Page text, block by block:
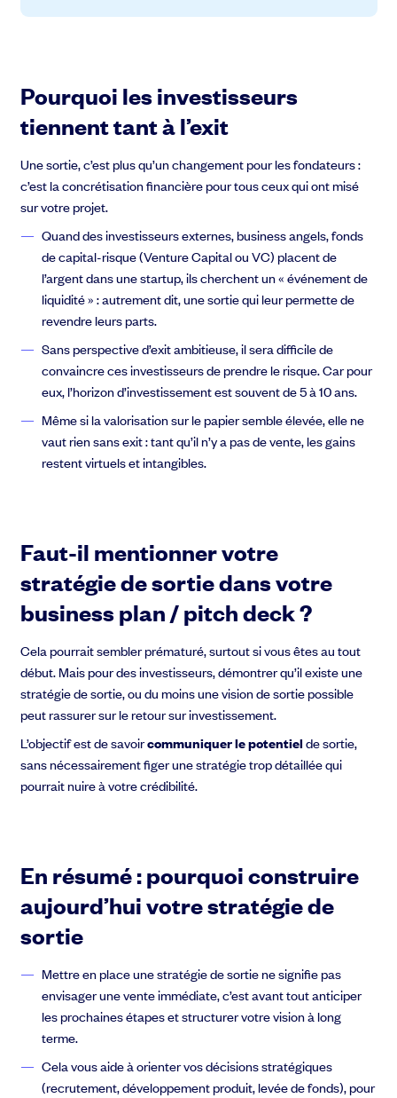
Pourquoi les investisseurs
tiennent tant à l’exit
Une sortie, c’est plus qu’un changement pour les fondateurs :
c’est la concrétisation financière pour tous ceux qui ont misé
sur votre projet.
Quand des investisseurs externes, business angels, fonds
de capital-risque (Venture Capital ou VC) placent de
l’argent dans une startup, ils cherchent un « événement de
liquidité » : autrement dit, une sortie qui leur permette de
revendre leurs parts.
Sans perspective d’exit ambitieuse, il sera difficile de
convaincre ces investisseurs de prendre le risque. Car pour
eux, l’horizon d’investissement est souvent de 5 à 10 ans.
Même si la valorisation sur le papier semble élevée, elle ne
vaut rien sans exit : tant qu’il n’y a pas de vente, les gains
restent virtuels et intangibles.
Faut-il mentionner votre
stratégie de sortie dans votre
business plan / pitch deck ?
Cela pourrait sembler prématuré, surtout si vous êtes au tout
début. Mais pour des investisseurs, démontrer qu’il existe une
stratégie de sortie, ou du moins une vision de sortie possible
peut rassurer sur le retour sur investissement.
L’objectif est de savoircommuniquer le potentielde sortie,
sans nécessairement figer une stratégie trop détaillée qui
pourrait nuire à votre crédibilité.
En résumé : pourquoi construire
aujourd’hui votre stratégie de
sortie
Mettre en place une stratégie de sortie ne signifie pas
envisager une vente immédiate, c’est avant tout anticiper
les prochaines étapes et structurer votre vision à long
terme.
Cela vous aide à orienter vos décisions stratégiques
(recrutement, développement produit, levée de fonds), pour